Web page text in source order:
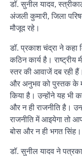
डॉ. सुनील यादव,
अंजली कुमारी, जिला
मौजूद रहे।
डॉ. प्रकाश चंद्रा ने
कठिन कार्य है। राष्ट्रीय
स्तर की आवाजें दब रही
और अनुभव को पुस्तक के
किया है। उन्होंने यह भी
और न ही राजनीति है।
राजनीति में आइयेगा तो
बोस और न ही भगत सिंह।
डॉ. सुनील यादव ने